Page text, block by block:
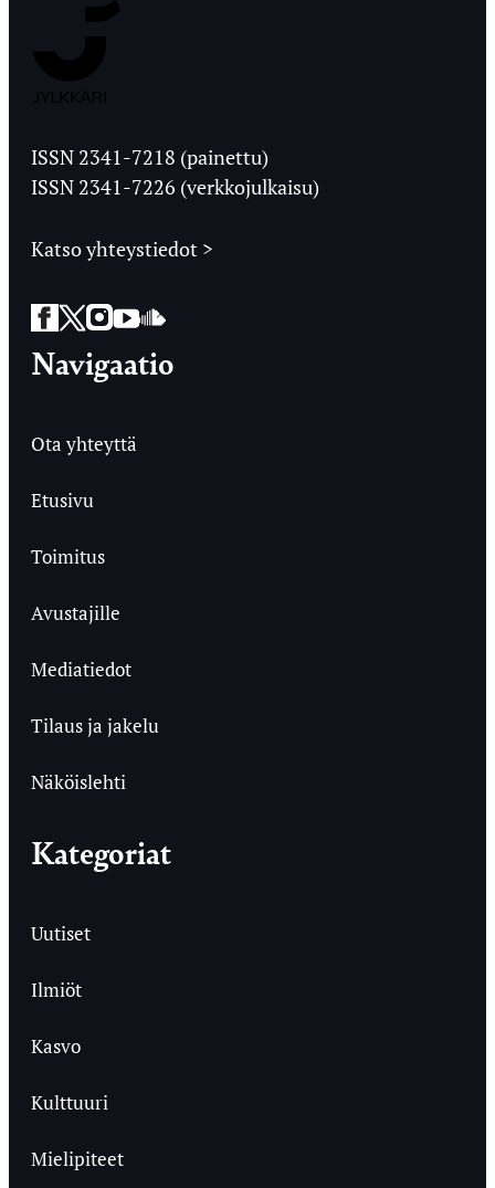
Ylioppilaslehti
ISSN 2341-7218 (painettu)
ISSN 2341-7226 (verkkojulkaisu)
Katso yhteystiedot >
Facebook
Twitter
Instagram
YouTube
SoundCloud
Navigaatio
Ota yhteyttä
Etusivu
Toimitus
Avustajille
Mediatiedot
Tilaus ja jakelu
Näköislehti
Kategoriat
Uutiset
Ilmiöt
Kasvo
Kulttuuri
Mielipiteet